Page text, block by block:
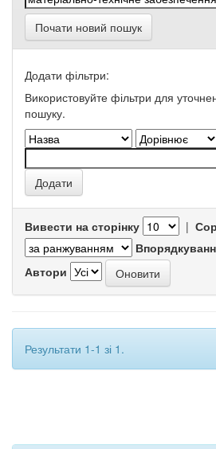
Почати новий пошук
Додати фільтри:
Використовуйте фільтри для
пошуку.
Вивести на сторінку |
Автори
Результати 1-1 зі 1.